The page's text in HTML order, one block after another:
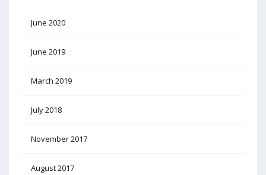
June 2020
June 2019
March 2019
July 2018
November 2017
August 2017